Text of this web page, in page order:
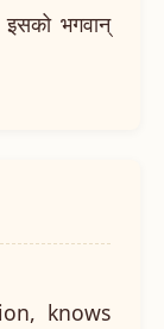
भगवान्
knows